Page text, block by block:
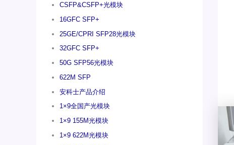
CSFP&CSFP+光模块
16GFC SFP+
25GE/CPRI SFP28光模块
32GFC SFP+
50G SFP56光模块
622M SFP
安科士产品介绍
1×9全国产光模块
1×9 155M光模块
1×9 622M光模块